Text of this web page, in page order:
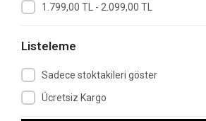
1.799,00 TL - 2.099,00 TL
Listeleme
Sadece stoktakileri göster
Ücretsiz Kargo